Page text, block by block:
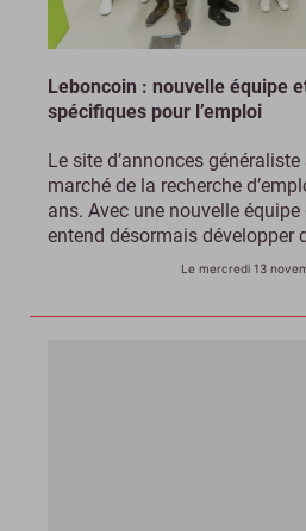
Leboncoin : nouvelle équipe
spécifiques pour l’emploi
Le site d’annonces
marché de la recherche
ans. Avec une nouvelle
entend désormais développer
Le mercredi 13